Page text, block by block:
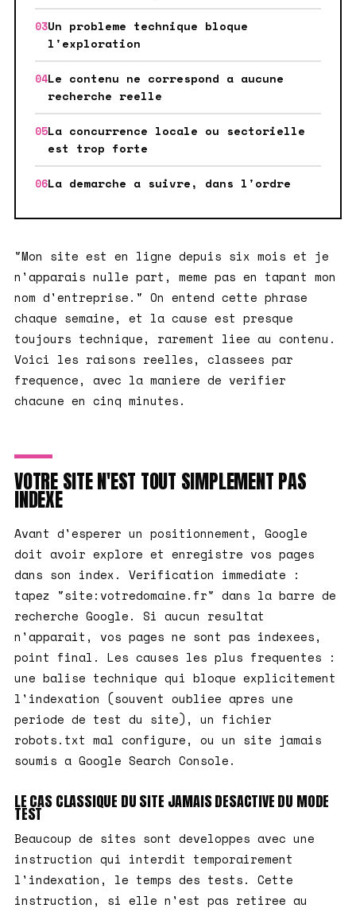
Un probleme technique bloque
l'exploration
Le contenu ne correspond a aucune
recherche reelle
La concurrence locale ou sectorielle
est trop forte
La demarche a suivre, dans l'ordre
"Mon site est en ligne depuis six mois et je
n'apparais nulle part, meme pas en tapant mon
nom d'entreprise." On entend cette phrase
chaque semaine, et la cause est presque
toujours technique, rarement liee au contenu.
Voici les raisons reelles, classees par
frequence, avec la maniere de verifier
chacune en cinq minutes.
VOTRE SITE N'EST TOUT SIMPLEMENT PAS
INDEXE
Avant d'esperer un positionnement, Google
doit avoir explore et enregistre vos pages
dans son index. Verification immediate :
tapez "site:votredomaine.fr" dans la barre de
recherche Google. Si aucun resultat
n'apparait, vos pages ne sont pas indexees,
point final. Les causes les plus frequentes :
une balise technique qui bloque explicitement
l'indexation (souvent oubliee apres une
periode de test du site), un fichier
robots.txt mal configure, ou un site jamais
soumis a Google Search Console.
LE CAS CLASSIQUE DU SITE JAMAIS DESACTIVE DU MODE
TEST
Beaucoup de sites sont developpes avec une
instruction qui interdit temporairement
l'indexation, le temps des tests. Cette
instruction, si elle n'est pas retiree au